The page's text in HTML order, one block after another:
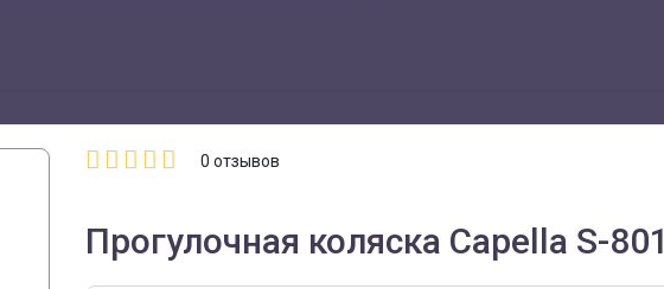
0отзывов
Прогулочная коляска Capella S-801